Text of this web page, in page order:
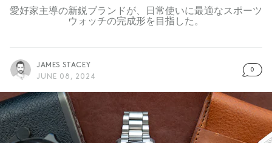
愛好家主導の新鋭ブランドが、日常使いに最適なスポーツ
ウォッチの完成形を目指した。
JAMES STACEY
JUNE 08, 2024
0